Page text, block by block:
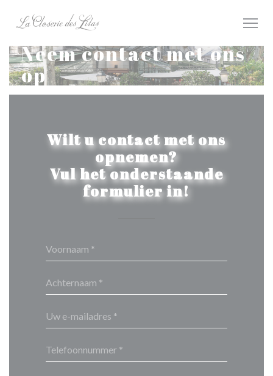
Neem contact met ons
op
Wilt u contact met ons
opnemen?
Vul het onderstaande
formulier in!